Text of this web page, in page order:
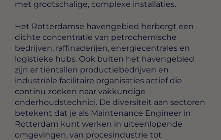
met grootschalige, complexe installaties.
Het Rotterdamse havengebied herbergt een
dichte concentratie van petrochemische
bedrijven, raffinaderijen, energiecentrales en
logistieke hubs. Ook buiten het havengebied
zijn er tientallen productiebedrijven en
industriële facilitaire organisaties actief die
continu zoeken naar vakkundige
onderhoudstechnici. De diversiteit aan sectoren
betekent dat je als Maintenance Engineer in
Rotterdam kunt werken in uiteenlopende
omgevingen, van procesindustrie tot